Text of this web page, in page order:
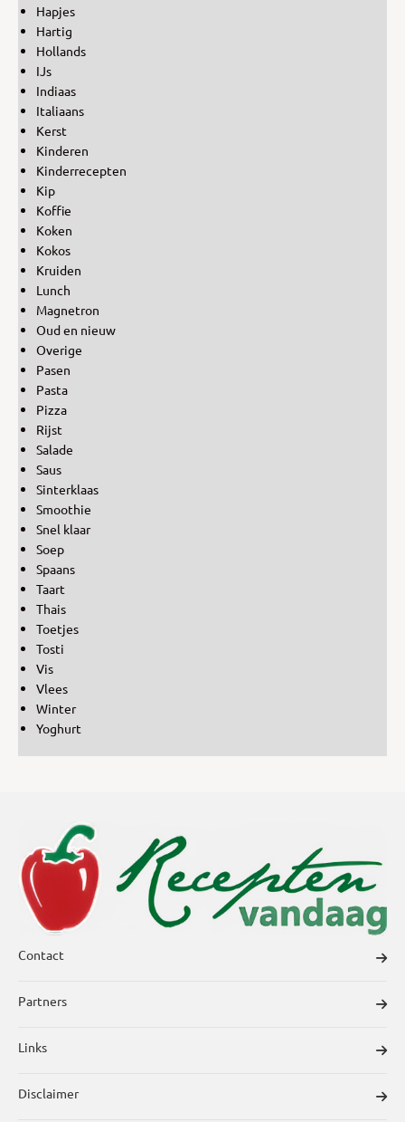
Hapjes
Hartig
Hollands
IJs
Indiaas
Italiaans
Kerst
Kinderen
Kinderrecepten
Kip
Koffie
Koken
Kokos
Kruiden
Lunch
Magnetron
Oud en nieuw
Overige
Pasen
Pasta
Pizza
Rijst
Salade
Saus
Sinterklaas
Smoothie
Snel klaar
Soep
Spaans
Taart
Thais
Toetjes
Tosti
Vis
Vlees
Winter
Yoghurt
Contact
Partners
Links
Disclaimer